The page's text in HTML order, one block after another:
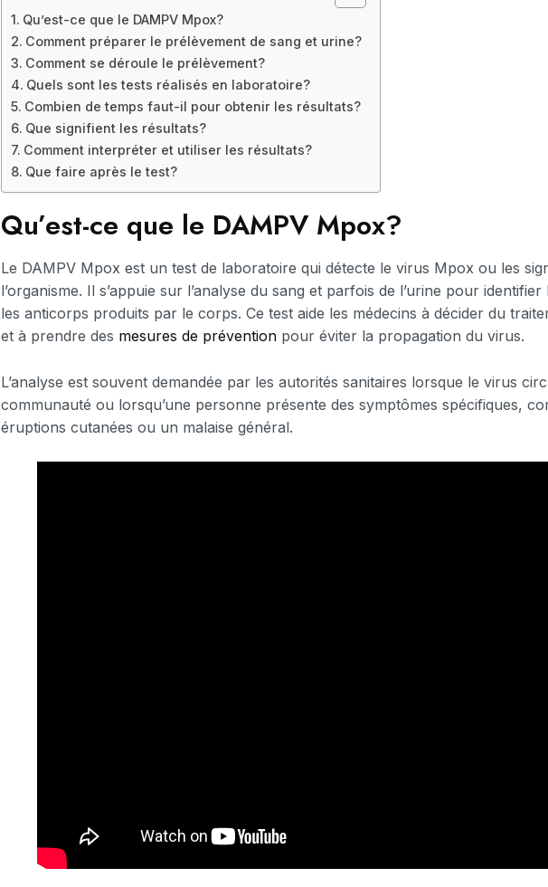
Qu’est-ce que le DAMPV Mpox?
Comment préparer le prélèvement de sang et urine?
Comment se déroule le prélèvement?
Quels sont les tests réalisés en laboratoire?
Combien de temps faut-il pour obtenir les résultats?
Que signifient les résultats?
Comment interpréter et utiliser les résultats?
Que faire après le test?
Qu’est-ce que le DAMPV Mpox?
Le DAMPV Mpox est un test de laboratoire qui détecte le virus Mpox ou les
l’organisme. Il s’appuie sur l’analyse du sang et parfois de l’urine pour
les anticorps produits par le corps. Ce test aide les médecins à décider du
et à prendre des mesures de prévention pour éviter la propagation du virus.
L’analyse est souvent demandée par les autorités sanitaires lorsque le virus
communauté ou lorsqu’une personne présente des symptômes spécifiques,
éruptions cutanées ou un malaise général.